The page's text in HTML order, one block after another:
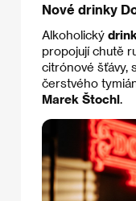
Nové drinky
Alkoholický
propojují chutě
citrónové šťávy,
čerstvého
Marek Štochl.